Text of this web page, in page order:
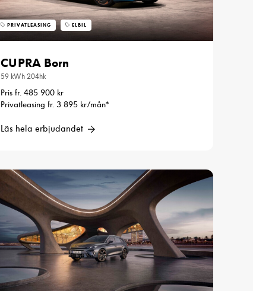
PRIVATLEASING ELBIL
CUPRA Born
59 kWh 204hk
Pris fr. 485 900 kr
Privatleasing fr. 3 895 kr/mån*
Läs hela erbjudandet